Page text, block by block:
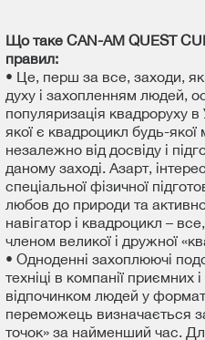
Що таке CAN-AM QUEST
правил:
• Це, перш за все, заходи,
духу і захопленням людей,
популяризація квадроруху
якої є квадроцикл будь-якої
незалежно від досвіду і
даному заході. Азарт,
спеціальної фізичної
любов до природи та
навігатор і квадроцикл –
членом великої і дружної
• Одноденні захоплюючі
техніці в компанії приємних
відпочинком людей у
переможець визначається
точок» за найменший час.